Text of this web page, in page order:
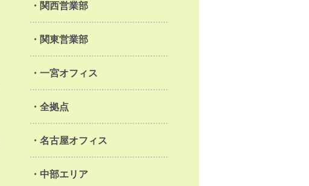
関西営業部
関東営業部
一宮オフィス
全拠点
名古屋オフィス
中部エリア